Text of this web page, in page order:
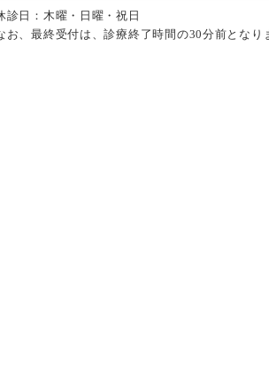
診日：木曜・日曜・祝日
お、最終受付は、診療終了時間の30分前となり